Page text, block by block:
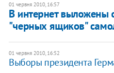
01 червня 2010, 16:57
В интернет выложены
"черных ящиков"
01 червня 2010, 16:52
Выборы президента